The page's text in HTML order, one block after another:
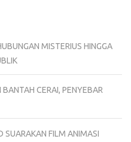
MISTERIUS HINGGA
CERAI, PENYEBAR
SUARAKAN FILM ANIMASI